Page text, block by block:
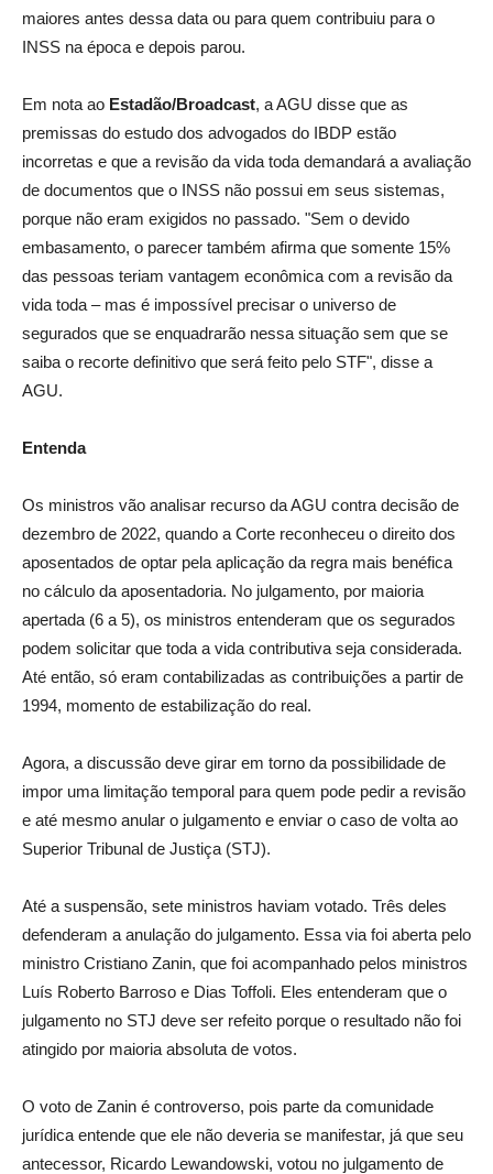
maiores antes dessa data ou para quem contribuiu para o
INSS na época e depois parou.
Em nota ao Estadão/Broadcast, a AGU disse que as
premissas do estudo dos advogados do IBDP estão
incorretas e que a revisão da vida toda demandará a avaliação
de documentos que o INSS não possui em seus sistemas,
porque não eram exigidos no passado. "Sem o devido
embasamento, o parecer também afirma que somente 15%
das pessoas teriam vantagem econômica com a revisão da
vida toda – mas é impossível precisar o universo de
segurados que se enquadrarão nessa situação sem que se
saiba o recorte definitivo que será feito pelo STF", disse a
AGU.
Entenda
Os ministros vão analisar recurso da AGU contra decisão de
dezembro de 2022, quando a Corte reconheceu o direito dos
aposentados de optar pela aplicação da regra mais benéfica
no cálculo da aposentadoria. No julgamento, por maioria
apertada (6 a 5), os ministros entenderam que os segurados
podem solicitar que toda a vida contributiva seja considerada.
Até então, só eram contabilizadas as contribuições a partir de
1994, momento de estabilização do real.
Agora, a discussão deve girar em torno da possibilidade de
impor uma limitação temporal para quem pode pedir a revisão
e até mesmo anular o julgamento e enviar o caso de volta ao
Superior Tribunal de Justiça (STJ).
Até a suspensão, sete ministros haviam votado. Três deles
defenderam a anulação do julgamento. Essa via foi aberta pelo
ministro Cristiano Zanin, que foi acompanhado pelos ministros
Luís Roberto Barroso e Dias Toffoli. Eles entenderam que o
julgamento no STJ deve ser refeito porque o resultado não foi
atingido por maioria absoluta de votos.
O voto de Zanin é controverso, pois parte da comunidade
jurídica entende que ele não deveria se manifestar, já que seu
antecessor, Ricardo Lewandowski, votou no julgamento de